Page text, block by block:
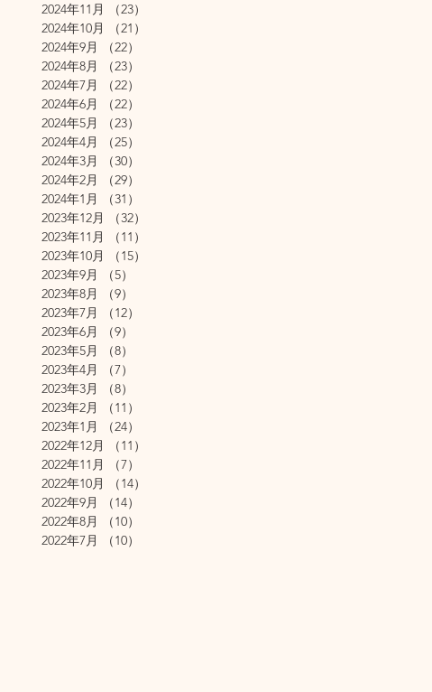
2024年11月
（23）
2024年10月
（21）
2024年9月
（22）
2024年8月
（23）
2024年7月
（22）
2024年6月
（22）
2024年5月
（23）
2024年4月
（25）
2024年3月
（30）
2024年2月
（29）
2024年1月
（31）
2023年12月
（32）
2023年11月
（11）
2023年10月
（15）
2023年9月
（5）
2023年8月
（9）
2023年7月
（12）
2023年6月
（9）
2023年5月
（8）
2023年4月
（7）
2023年3月
（8）
2023年2月
（11）
2023年1月
（24）
2022年12月
（11）
2022年11月
（7）
2022年10月
（14）
2022年9月
（14）
2022年8月
（10）
2022年7月
（10）